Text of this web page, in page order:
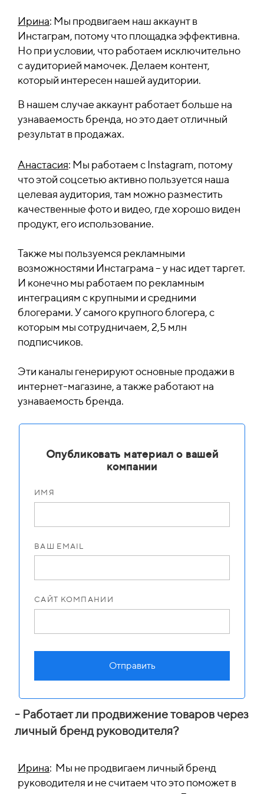
Ирина: Мы продвигаем наш аккаунт в
Инстаграм, потому что площадка эффективна.
Но при условии, что работаем исключительно
с аудиторией мамочек. Делаем контент,
который интересен нашей аудитории.
В нашем случае аккаунт работает больше на
узнаваемость бренда, но это дает отличный
результат в продажах.
Анастасия: Мы работаем с Instagram, потому
что этой соцсетью активно пользуется наша
целевая аудитория, там можно разместить
качественные фото и видео, где хорошо виден
продукт, его использование.
Также мы пользуемся рекламными
возможностями Инстаграма – у нас идет таргет.
И конечно мы работаем по рекламным
интеграциям с крупными и средними
блогерами. У самого крупного блогера, с
которым мы сотрудничаем, 2,5 млн
подписчиков.
Эти каналы генерируют основные продажи в
интернет-магазине, а также работают на
узнаваемость бренда.
Опубликовать материал о вашей
компании
ИМЯ
ВАШ EMAIL
САЙТ КОМПАНИИ
Отправить
- Работает ли продвижение товаров через
личный бренд руководителя?
Ирина: Мы не продвигаем личный бренд
руководителя и не считаем что это поможет в